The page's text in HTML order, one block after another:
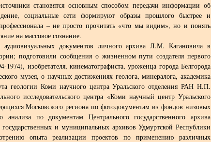
становятся основным способом передачи информации об
социальные сети формируют образы прошлого быстрее и
– не просто прочитать «что мы видим», но и понять
на массовое сознание.
документов личного архива Л.М. Кагановича в
подготовили сообщения о жизненном пути создателя первого
изобретателя, кинематографиста, уроженца города Белгорода
музея, о научных достижениях геолога, минералога, академика
геологии Коми научного центра Уральского отделения РАН Н.П.
исследовательского центра «Коми научный центр Уральского
Московского региона по фотодокументам из фондов низовых
по документам Центрального государственного архива
и муниципальных архивов Удмуртской Республики
опыта реализации проектов по применению различных